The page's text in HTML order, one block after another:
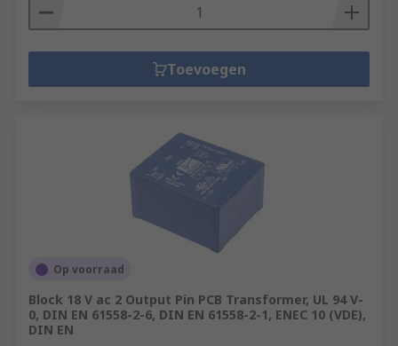
Toevoegen
Op voorraad
Block 18 V ac 2 Output Pin PCB Transformer, UL 94 V-
0, DIN EN 61558-2-6, DIN EN 61558-2-1, ENEC 10 (VDE),
DIN EN